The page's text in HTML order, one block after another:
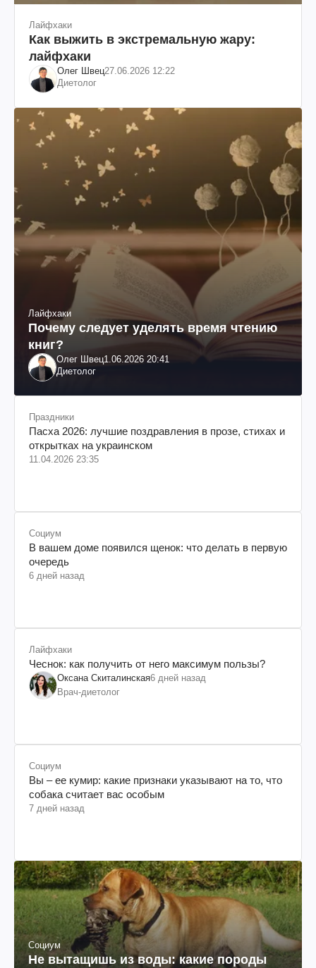
Лайфхаки
Как выжить в экстремальную жару:
лайфхаки
Олег Швец27.06.2026 12:22
Диетолог
Лайфхаки
Почему следует уделять время чтению
книг?
Олег Швец1.06.2026 20:41
Диетолог
Праздники
Пасха 2026: лучшие поздравления в прозе, стихах и
открытках на украинском
11.04.2026 23:35
Социум
В вашем доме появился щенок: что делать в первую
очередь
6 дней назад
Лайфхаки
Чеснок: как получить от него максимум пользы?
Оксана Скиталинская6 дней назад
Врач-диетолог
Социум
Вы – ее кумир: какие признаки указывают на то, что
собака считает вас особым
7 дней назад
Социум
Не вытащишь из воды: какие породы